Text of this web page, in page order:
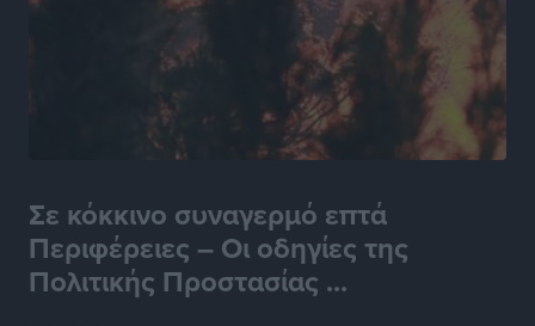
Σε κόκκινο συναγερμό επτά
Περιφέρειες – Οι οδηγίες της
Πολιτικής Προστασίας ...